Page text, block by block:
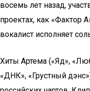
восемь лет назад,
проектах, как «Фактор
вокалист исполняет
Хиты Артема («Яд»,
«ДНК», «Грустный